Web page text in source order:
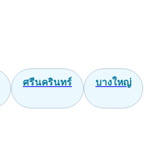
ศรีนครินทร์ บางใหญ่